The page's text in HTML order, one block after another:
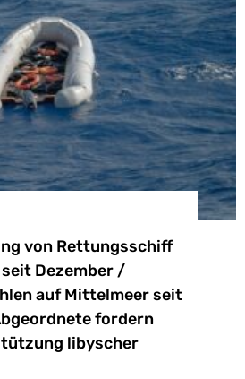
von Rettungsschiff
Dezember /
auf Mittelmeer seit
fordern
libyscher